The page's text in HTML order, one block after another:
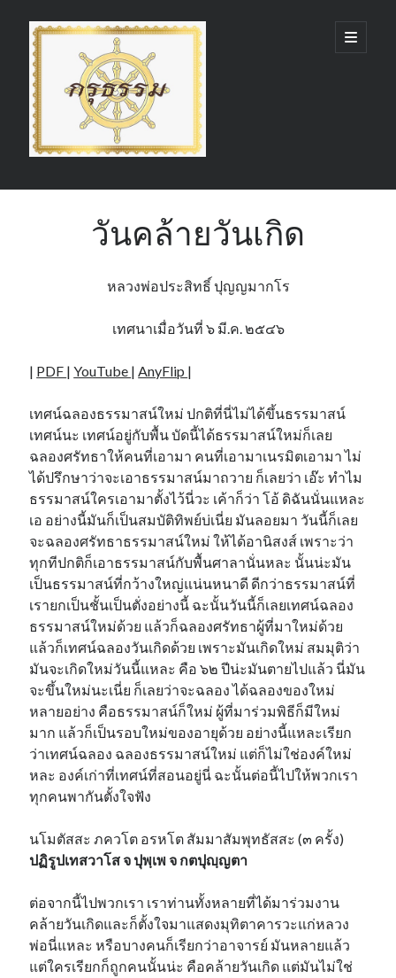
กรุ
ธรรม
(GruDhamma.com)
open
primary
Sidebar
วันคล้ายวันเกิด
หลวงพ่อประสิทธิ์ ปุญญมากโร
เทศนาเมื่อวันที่ ๖ มี.ค. ๒๕๔๖
| PDF |YouTube |AnyFlip |
เทศน์ฉลองธรรมาสน์ใหม่ ปกติที่นี่ไม่ได้ขึ้นธรรมาสน์
เทศน์นะ เทศน์อยู่กับพื้น บัดนี้ได้ธรรมาสน์ใหม่ก็เลย
ฉลองศรัทธาให้คนที่เอามา คนที่เอามาเนรมิตเอามา ไม่
ได้ปรึกษาว่าจะเอาธรรมาสน์มาถวาย ก็เลยว่า เอ๊ะ ทำไม
ธรรมาสน์ใครเอามาตั้งไว้นี่วะ เค้าก็ว่า โอ้ ดิฉันนั่นแหละ
เอ อย่างนี้มันก็เป็นสมบัติทิพย์บ่เนี่ย มันลอยมา วันนี้ก็เลย
จะฉลองศรัทธาธรรมาสน์ใหม่ ให้ได้อานิสงส์ เพราะว่า
ทุกทีปกติก็เอาธรรมาสน์กับพื้นศาลานั่นหละ นั้นน่ะมัน
เป็นธรรมาสน์ที่กว้างใหญ่แน่นหนาดี ดีกว่าธรรมาสน์ที่
เรายกเป็นชั้นเป็นตั่งอย่างนี้ ฉะนั้นวันนี้ก็เลยเทศน์ฉลอง
ธรรมาสน์ใหม่ด้วย แล้วก็ฉลองศรัทธาผู้ที่มาใหม่ด้วย
แล้วก็เทศน์ฉลองวันเกิดด้วย เพราะมันเกิดใหม่ สมมุติว่า
มันจะเกิดใหม่วันนี้แหละ คือ ๖๒ ปีน่ะมันตายไปแล้ว นี่มัน
จะขึ้นใหม่นะเนี่ย ก็เลยว่าจะฉลอง ได้ฉลองของใหม่
หลายอย่าง คือธรรมาสน์ก็ใหม่ ผู้ที่มาร่วมพิธีก็มีใหม่
มาก แล้วก็เป็นรอบใหม่ของอายุด้วย อย่างนี้แหละเรียก
ว่าเทศน์ฉลอง ฉลองธรรมาสน์ใหม่ แต่ก็ไม่ใช่องค์ใหม่
หละ องค์เก่าที่เทศน์ที่สอนอยู่นี่ ฉะนั้นต่อนี้ไปให้พวกเรา
ทุกคนพากันตั้งใจฟัง
นโมตัสสะ ภควโต อรหโต สัมมาสัมพุทธัสสะ (๓ ครั้ง)
ปฏิรูปเทสวาโส จ ปุพฺเพ จ กตปุญฺญตา
ต่อจากนี้ไปพวกเรา เราท่านทั้งหลายที่ได้มาร่วมงาน
คล้ายวันเกิดและก็ตั้งใจมาแสดงมุทิตาคารวะแก่หลวง
พ่อนี่แหละ หรือบางคนก็เรียกว่าอาจารย์ มันหลายแล้ว
แต่ใครเรียกก็ถูกคนนั้นน่ะ คือคล้ายวันเกิด แต่มันไม่ใช่